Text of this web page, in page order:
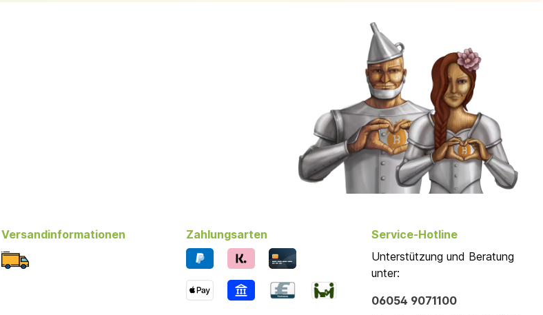
Versandinformationen Zahlungsarten
Service-Hotline
Unterstützung und Beratung
unter:
06054 9071100